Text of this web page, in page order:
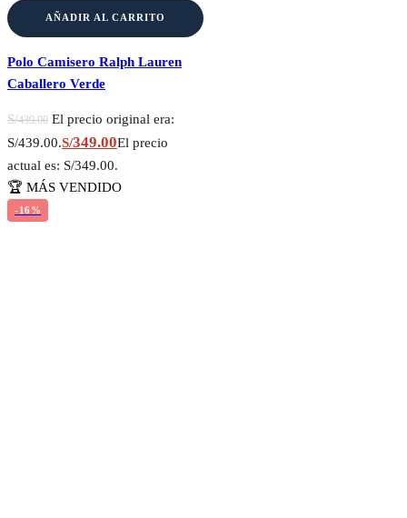
AÑADIR AL CARRITO
Polo Camisero Ralph Lauren
Caballero Verde
S/439.00 El precio original era:
S/439.00.S/349.00El precio
actual es: S/349.00.
🏆 MÁS VENDIDO
-16%